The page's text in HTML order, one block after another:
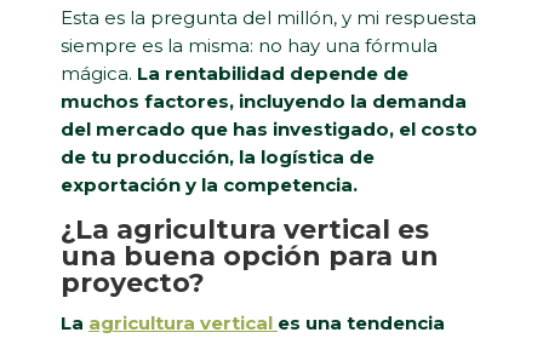
Esta es la pregunta del millón, y mi respuesta
siempre es la misma: no hay una fórmula
mágica. La rentabilidad depende de
muchos factores, incluyendo la demanda
del mercado que has investigado, el costo
de tu producción, la logística de
exportación y la competencia.
¿La agricultura vertical es
una buena opción para un
proyecto?
La agricultura vertical es una tendencia